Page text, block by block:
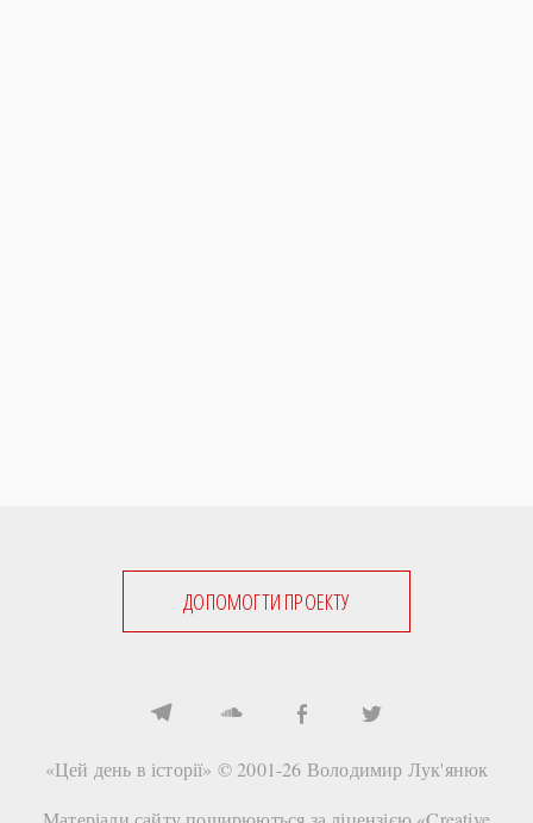
ДОПОМОГТИ ПРОЕКТУ
«Цей день в історії» © 2001-26 Володимир Лук'янюк